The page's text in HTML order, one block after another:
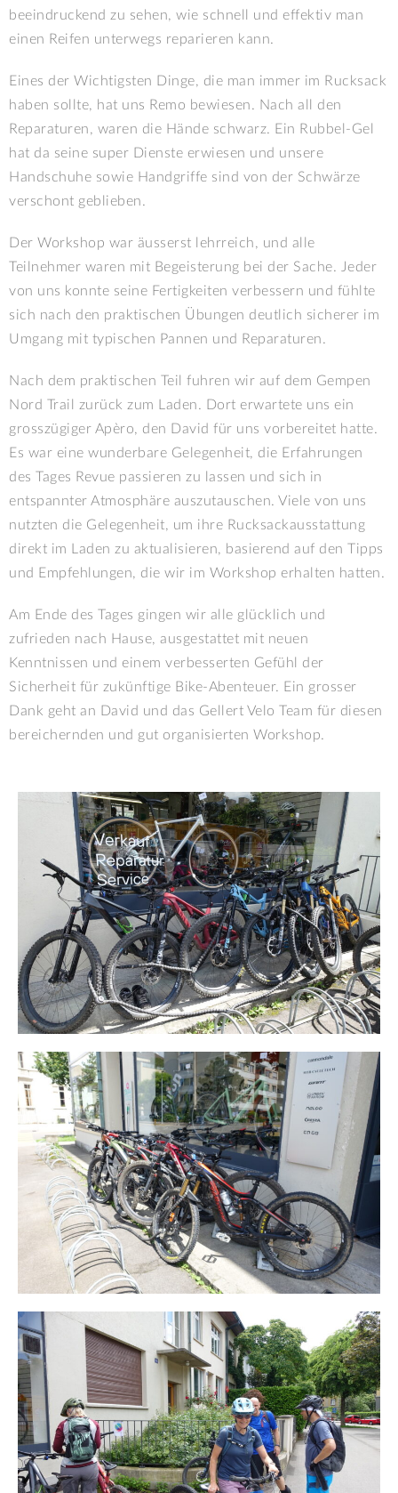
beeindruckend zu sehen, wie schnell und effektiv man
einen Reifen unterwegs reparieren kann.
Eines der Wichtigsten Dinge, die man immer im Rucksack
haben sollte, hat uns Remo bewiesen. Nach all den
Reparaturen, waren die Hände schwarz. Ein Rubbel-Gel
hat da seine super Dienste erwiesen und unsere
Handschuhe sowie Handgriffe sind von der Schwärze
verschont geblieben.
Der Workshop war äusserst lehrreich, und alle
Teilnehmer waren mit Begeisterung bei der Sache. Jeder
von uns konnte seine Fertigkeiten verbessern und fühlte
sich nach den praktischen Übungen deutlich sicherer im
Umgang mit typischen Pannen und Reparaturen.
Nach dem praktischen Teil fuhren wir auf dem Gempen
Nord Trail zurück zum Laden. Dort erwartete uns ein
grosszügiger Apèro, den David für uns vorbereitet hatte.
Es war eine wunderbare Gelegenheit, die Erfahrungen
des Tages Revue passieren zu lassen und sich in
entspannter Atmosphäre auszutauschen. Viele von uns
nutzten die Gelegenheit, um ihre Rucksackausstattung
direkt im Laden zu aktualisieren, basierend auf den Tipps
und Empfehlungen, die wir im Workshop erhalten hatten.
Am Ende des Tages gingen wir alle glücklich und
zufrieden nach Hause, ausgestattet mit neuen
Kenntnissen und einem verbesserten Gefühl der
Sicherheit für zukünftige Bike-Abenteuer. Ein grosser
Dank geht an David und das Gellert Velo Team für diesen
bereichernden und gut organisierten Workshop.